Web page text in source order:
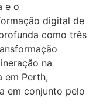
e o
digital de
como três
na
em Perth,
em conjunto pelo